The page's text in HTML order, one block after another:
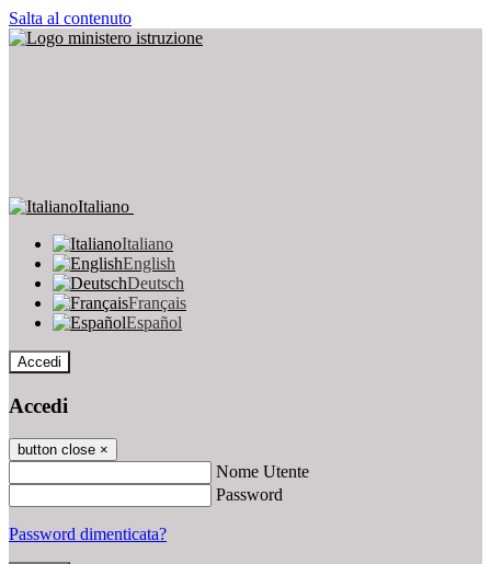
Salta al contenuto
Italiano
Italiano
English
Deutsch
Français
Español
Accedi
Accedi
button close ×
Nome Utente
Password
Password dimenticata?